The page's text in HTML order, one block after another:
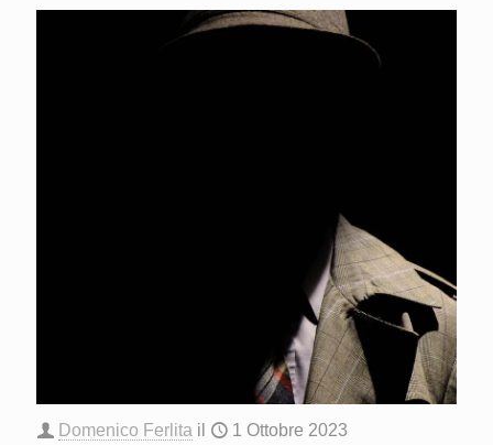
Domenico Ferlita il 1 Ottobre 2023